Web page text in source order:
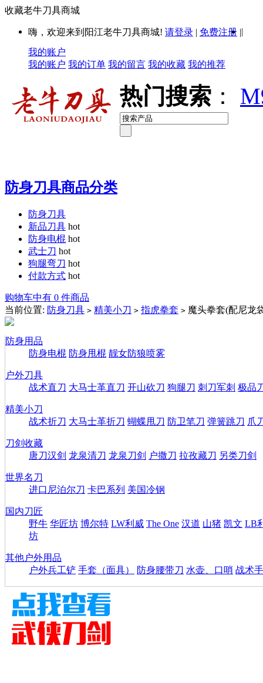
收藏老牛刀具商城
嗨，欢迎来到阳江老牛刀具商城! 请登录 | 免费注册 ||
我的账户
我的账户 我的订单 我的留言 我的收藏 我的推荐
热门搜索 ：
防身刀具商品分类
防身刀具
新品刀具 hot
防身电棍 hot
武士刀 hot
狗腿弯刀 hot
付款方式 hot
购物车中有 0 件商品
当前位置: 防身刀具 > 精美小刀 > 指虎拳套 > 魔头拳套(配尼龙
防身用品
防身电棍 防身甩棍 靓女防狼喷雾
户外刀具
战术直刀 大马士革直刀 开山砍刀 狗腿刀 刺刀军刺 极品
精美小刀
战术折刀 大马士革折刀 蝴蝶甩刀 防卫笔刀 弹簧跳刀 爪
刀剑收藏
唐刀汉剑 龙泉清刀 龙泉刀剑 户撒刀 拉孜藏刀 另类刀剑
世界名刀
进口尼泊尔刀 卡巴系列 美国冷钢
国内刀匠
野牛 华匠坊 博尔特 LW利威 The One 汉道 山猪 凯文 LB
坊
其他户外用品
户外兵工铲 手套（面具） 防身腰带刀 水壶、口哨 战术